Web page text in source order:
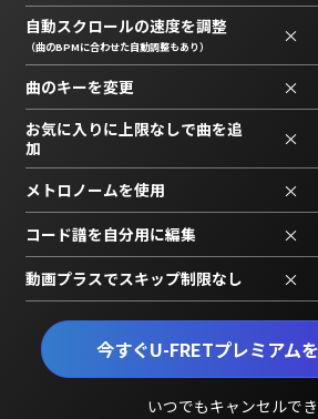
今すぐU-FRETプレミアム
いつでもキャンセルで
自動スクロールの速度を調整
（曲のBPMに合わせた自動調整もあり） ×
曲のキーを変更 ×
お気に入りに上限なしで曲を追
加
×
メトロノームを使用 ×
コード譜を自分用に編集 ×
動画プラスでスキップ制限なし ×